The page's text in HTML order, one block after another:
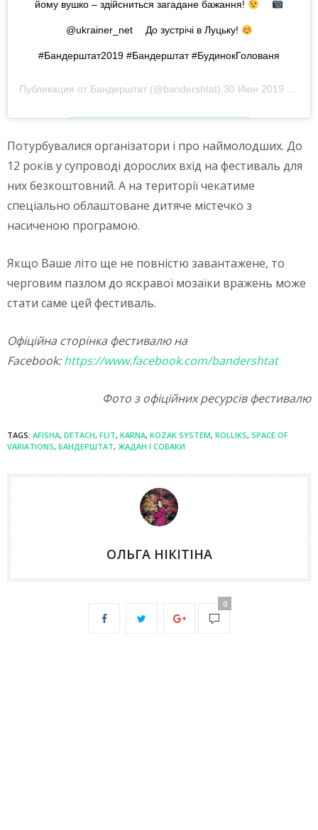
йому вушко – здійсниться загадане бажання!
@ukrainer_net ⠀ До зустрічі в Луцьку!
#Бандерштат2019 #Бандерштат #БудинокГолованя
Публикация от Бандерштат (@bandershtat) 30 Июн 2019 в 12:40 PDT
Потурбувалися організатори і про наймолодших. До
12 років у супроводі дорослих вхід на фестиваль для
них безкоштовний. А на території чекатиме
спеціально облаштоване дитяче містечко з
насиченою програмою.
Якщо Ваше літо ще не повністю завантажене, то
черговим пазлом до яскравої мозаїки вражень може
стати саме цей фестиваль.
Офіційна сторінка фестивалю на
Facebook:https://www.facebook.com/bandershtat
Фото з офіційних ресурсів фестивалю
TAGS: AFISHA, DETACH, FLIT, KARNA, KOZAK SYSTEM, ROLLIKS, SPACE OF
VARIATIONS, БАНДЕРШТАТ, ЖАДАН I СОБАКИ
ОЛЬГА НІКІТІНА
0